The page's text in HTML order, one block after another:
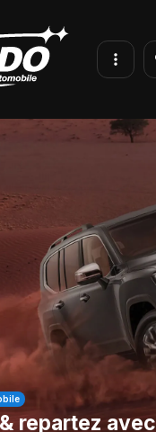
repartez avec